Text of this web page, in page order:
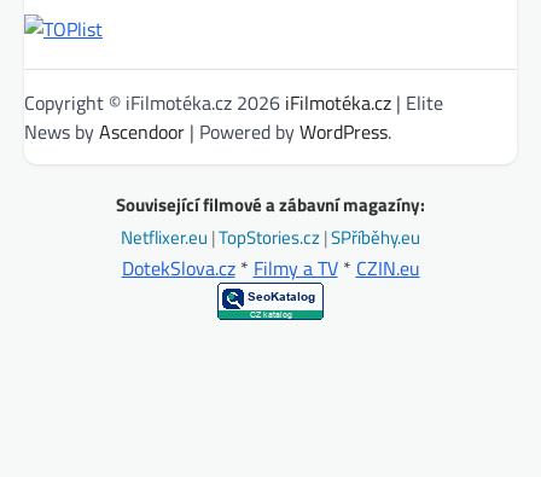
Copyright © iFilmotéka.cz 2026 iFilmotéka.cz | Elite
News byAscendoor | Powered byWordPress.
Související filmové a zábavní magazíny:
Netflixer.eu |TopStories.cz|SPříběhy.eu
DotekSlova.cz* Filmy a TV* CZIN.eu